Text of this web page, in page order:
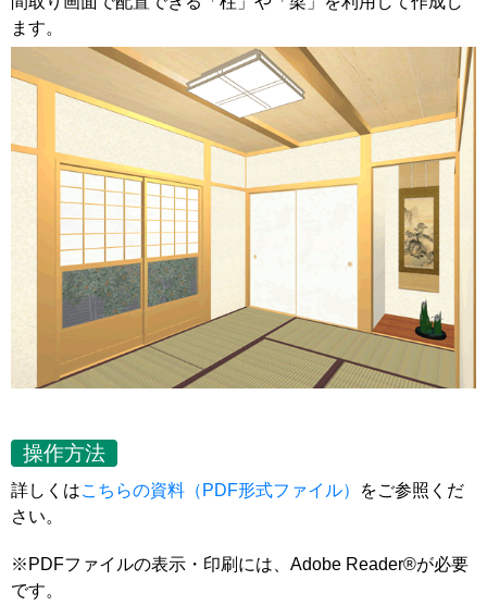
ます。
操作方法
詳しくはこちらの資料（PDF形式ファイル）
をご参照くだ
さい。
※PDFファイルの表示・印刷には、Adobe Reader®が必要
です。